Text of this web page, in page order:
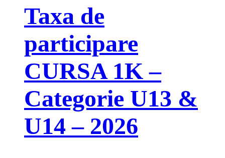
Taxa de
participare
CURSA 1K –
Categorie U13 &
U14 – 2026